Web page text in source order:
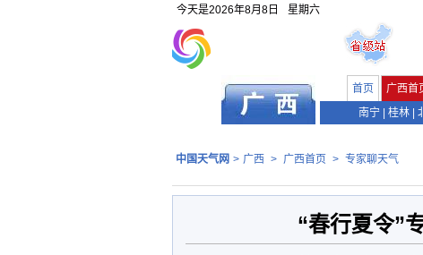
今天是2026年8月8日 星期六
首页 广西首
南宁
桂林
中国天气网 > 广西 > 广西首页 > 专家聊天气
“春行夏令”